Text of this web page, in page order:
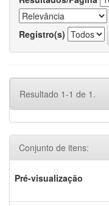
Registro(s)
Resultado 1-1 de 1.
Conjunto de itens:
Pré-visualização